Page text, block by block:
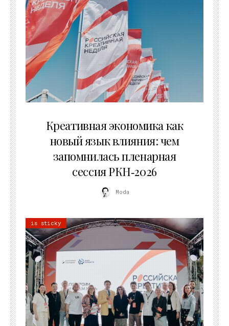
Креативная экономика как
новый язык влияния: чем
запомнилась пленарная
сессия РКН‑2026
Moda
is sticky